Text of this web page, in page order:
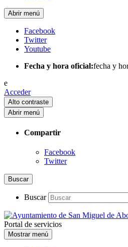
Abrir menú
Facebook
Twitter
Youtube
Fecha y hora oficial:fecha y
e
Acceder
Alto contraste
Abrir menú
Compartir
Facebook
Twitter
Buscar
Buscar
Portal de servicios
Mostrar menú